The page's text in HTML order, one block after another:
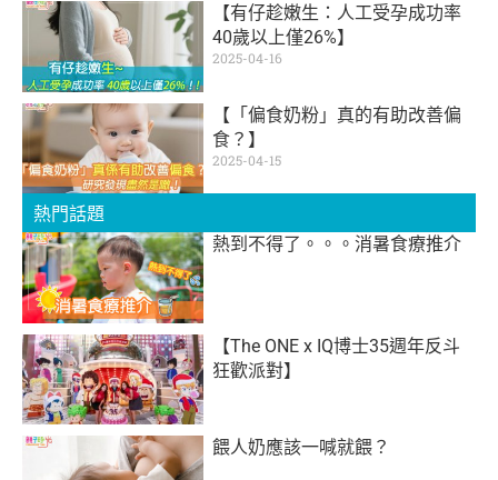
【有仔趁嫩生：人工受孕成功率
40歲以上僅26%】
2025-04-16
【「偏食奶粉」真的有助改善偏
食？】
2025-04-15
熱門話題
熱到不得了。。。消暑食療推介
【The ONE x IQ博士35週年反斗
狂歡派對】
餵人奶應該一喊就餵？